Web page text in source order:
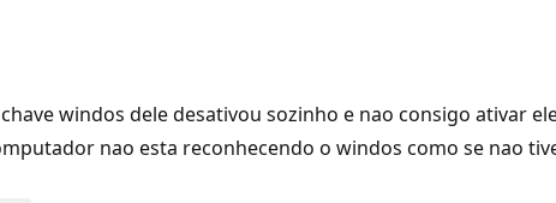
windos dele desativou sozinho e nao consigo ativar
nao esta reconhecendo o windos como se nao